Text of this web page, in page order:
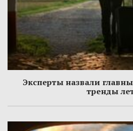
Эксперты назвали
тренды